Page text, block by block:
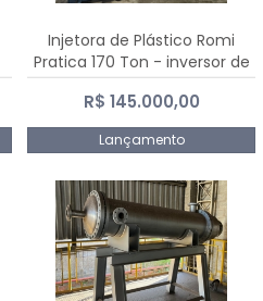
Injetora de Plástico Romi
Pratica 170 Ton - inversor de
frequência NR 12
R$ 145.000,00
Lançamento